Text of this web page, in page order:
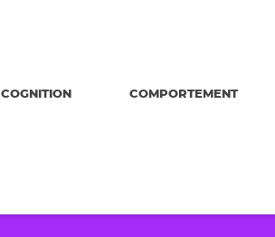
COGNITION COMPORTEMENT